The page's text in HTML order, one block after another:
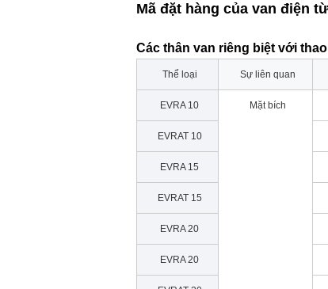
Mã đặt hàng của van điện
Các thân van riêng biệt với
Thể loại Sự liên quan
EVRA 10 Mặt bích
EVRAT 10
EVRA 15
EVRAT 15
EVRA 20
EVRA 20